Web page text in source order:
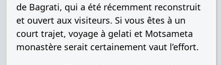
de Bagrati, qui a été récemment reconstruit
et ouvert aux visiteurs. Si vous êtes à un
court trajet, voyage à gelati et Motsameta
monastère serait certainement vaut l’effort.